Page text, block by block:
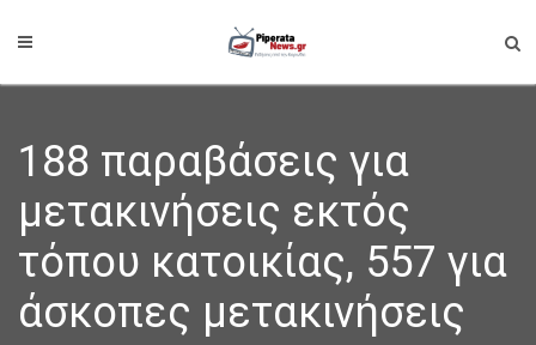
188 παραβάσεις για
μετακινήσεις εκτός
τόπου κατοικίας, 557 για
άσκοπες μετακινήσεις